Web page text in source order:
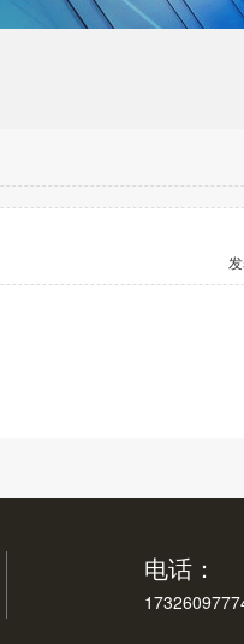
电话：